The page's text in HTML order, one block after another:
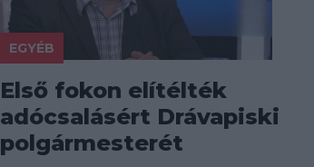
EGYÉB
Első fokon elítélték
adócsalásért Drávapiski
polgármesterét